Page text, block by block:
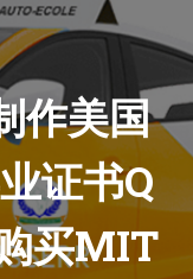
作美国
证书Q
买MIT